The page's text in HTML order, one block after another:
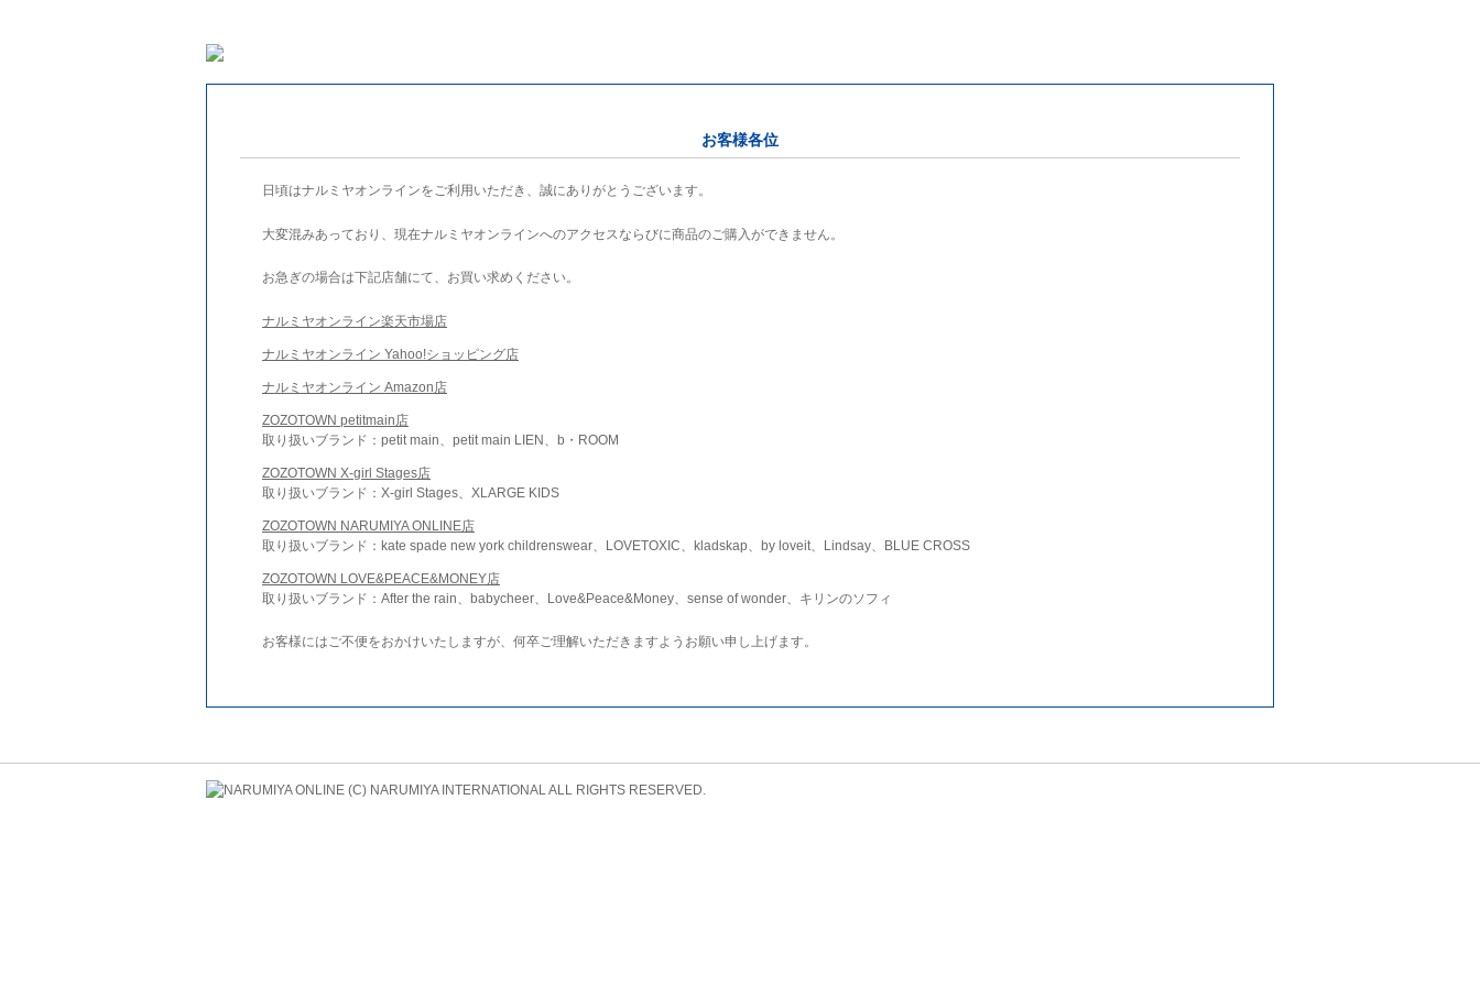
お客様各位
日頃はナルミヤオンラインをご利用いただき、誠にありがとうございます。
大変混みあっており、現在ナルミヤオンラインへのアクセスならびに商品のご購入ができません。
お急ぎの場合は下記店舗にて、お買い求めください。
ナルミヤオンライン楽天市場店
ナルミヤオンライン Yahoo!ショッピング店
ナルミヤオンライン Amazon店
ZOZOTOWN petitmain店
取り扱いブランド：petit main、petit main LIEN、b・ROOM
ZOZOTOWN X-girl Stages店
取り扱いブランド：X-girl Stages、XLARGE KIDS
ZOZOTOWN NARUMIYA ONLINE店
取り扱いブランド：kate spade new york childrenswear、LOVETOXIC、kladskap、by loveit、Lindsay、BLUE CROSS
ZOZOTOWN LOVE&PEACE&MONEY店
取り扱いブランド：After the rain、babycheer、Love&Peace&Money、sense of wonder、キリンのソフィ
お客様にはご不便をおかけいたしますが、何卒ご理解いただきますようお願い申し上げます。